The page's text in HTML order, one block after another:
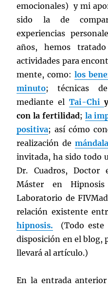
emocionales) y mi
sido la de
experiencias
años, hemos
actividades para
mente, como:los
minuto; técnicas de
mediante el Tai-Chi
con la fertilidad; la
positiva; así cómo
realización de
invitada, ha sido todo
Dr. Cuadros, Doctor
Máster en
Laboratorio de
relación existente
hipnosis. (Todo este
disposición en el blog,
llevará al artículo.)
En la entrada